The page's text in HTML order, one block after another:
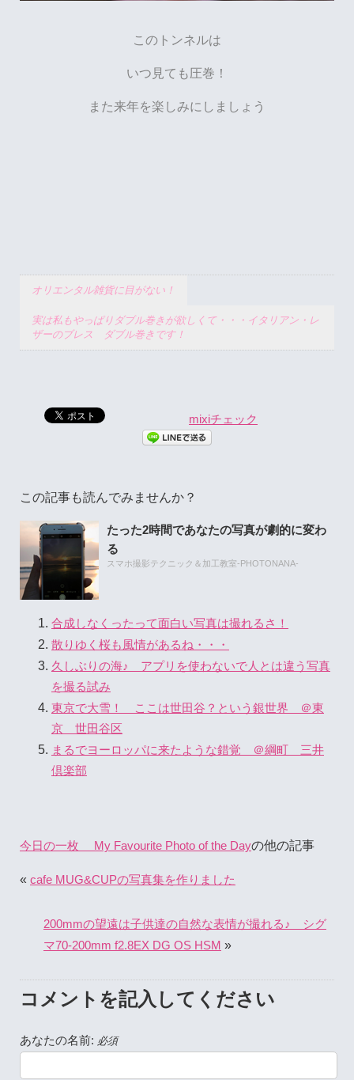
このトンネルは
いつ見ても圧巻！
また来年を楽しみにしましょう
オリエンタル雑貨に目がない！
実は私もやっぱりダブル巻きが欲しくて・・・イタリアン・レ
ザーのブレス ダブル巻きです！
mixiチェック
この記事も読んでみませんか？
たった2時間であなたの写真が劇的に変わ
る
スマホ撮影テクニック＆加工教室-PHOTONANA-
合成しなくったって面白い写真は撮れるさ！
散りゆく桜も風情があるね・・・
久しぶりの海♪ アプリを使わないで人とは違う写真
を撮る試み
東京で大雪！ ここは世田谷？という銀世界 ＠東
京 世田谷区
まるでヨーロッパに来たような錯覚 ＠綱町 三井
倶楽部
今日の一枚 My Favourite Photo of the Dayの他の記事
« cafe MUG&CUPの写真集を作りました
200mmの望遠は子供達の自然な表情が撮れる♪ シグ
マ70-200mm f2.8EX DG OS HSM »
コメントを記入してください
あなたの名前: 必須